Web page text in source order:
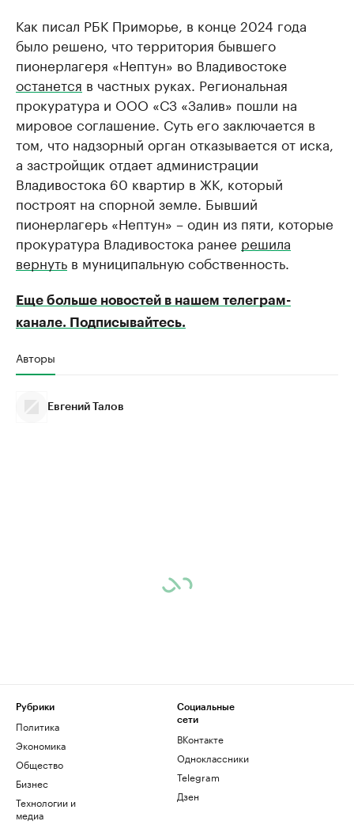
Как писал РБК Приморье, в конце 2024 года
было решено, что территория бывшего
пионерлагеря «Нептун» во Владивостоке
останется в частных руках. Региональная
прокуратура и ООО «СЗ «Залив» пошли на
мировое соглашение. Суть его заключается в
том, что надзорный орган отказывается от иска,
а застройщик отдает администрации
Владивостока 60 квартир в ЖК, который
построят на спорной земле. Бывший
пионерлагерь «Нептун» – один из пяти, которые
прокуратура Владивостока ранее решила
вернуть в муниципальную собственность.
Еще больше новостей в нашем телеграм-
канале. Подписывайтесь.
Авторы
Евгений Талов
Рубрики
Политика
Экономика
Общество
Бизнес
Технологии и
медиа
Социальные
сети
ВКонтакте
Одноклассники
Telegram
Дзен